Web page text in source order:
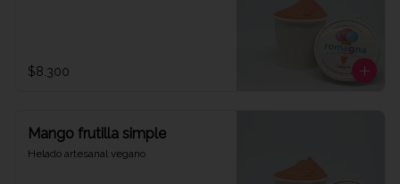
$8.300
Mango frutilla simple
Helado artesanal vegano